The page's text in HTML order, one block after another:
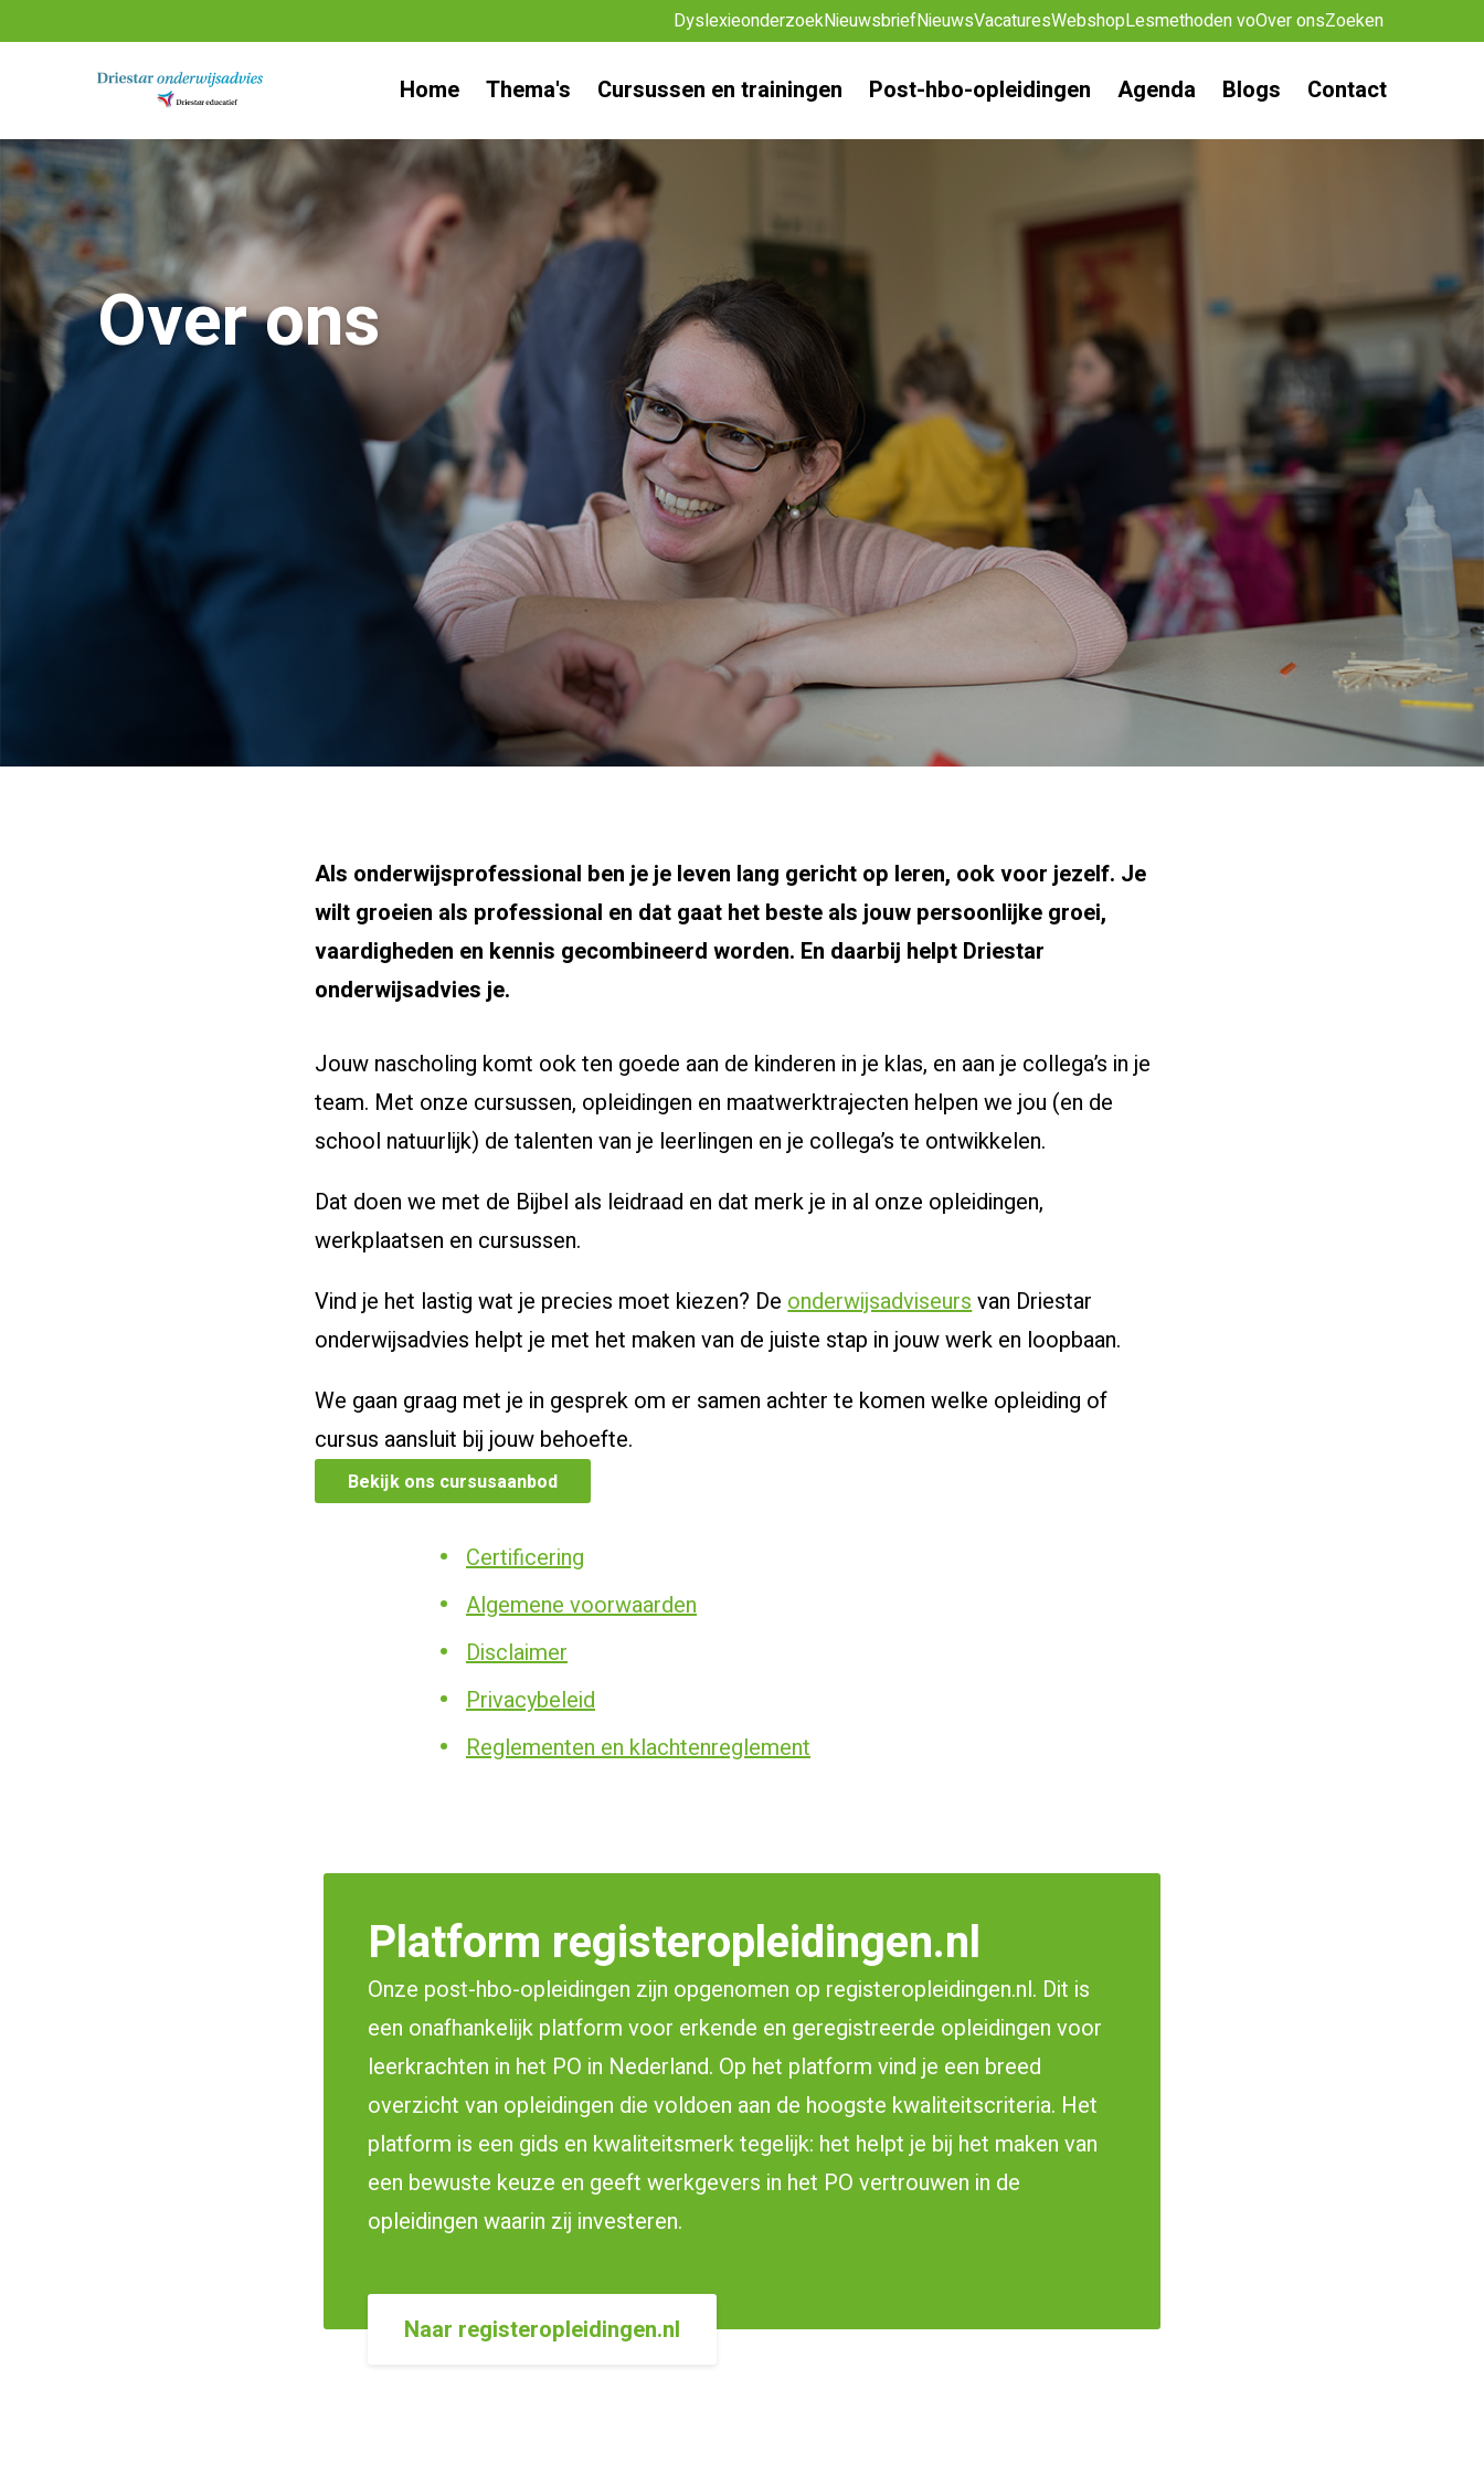
DyslexieonderzoekNieuwsbriefNieuwsVacaturesWebshopLesmethoden voOver onsZoeken
Home Thema's Cursussen en trainingen Post-hbo-opleidingen Agenda Blogs Contact
Over ons
Als onderwijsprofessional ben je je leven lang gericht op leren, ook voor jezelf. Je
wilt groeien als professional en dat gaat het beste als jouw persoonlijke groei,
vaardigheden en kennis gecombineerd worden. En daarbij helpt Driestar
onderwijsadvies je.
Jouw nascholing komt ook ten goede aan de kinderen in je klas, en aan je collega’s in je
team. Met onze cursussen, opleidingen en maatwerktrajecten helpen we jou (en de
school natuurlijk) de talenten van je leerlingen en je collega’s te ontwikkelen.
Dat doen we met de Bijbel als leidraad en dat merk je in al onze opleidingen,
werkplaatsen en cursussen.
Vind je het lastig wat je precies moet kiezen? Deonderwijsadviseursvan Driestar
onderwijsadvies helpt je met het maken van de juiste stap in jouw werk en loopbaan.
We gaan graag met je in gesprek om er samen achter te komen welke opleiding of
cursus aansluit bij jouw behoefte.
Bekijk ons cursusaanbod
Certificering
Algemene voorwaarden
Disclaimer
Privacybeleid
Reglementen en klachtenreglement
Platform registeropleidingen.nl
Onze post-hbo-opleidingen zijn opgenomen op registeropleidingen.nl. Dit is
een onafhankelijk platform voor erkende en geregistreerde opleidingen voor
leerkrachten in het PO in Nederland. Op het platform vind je een breed
overzicht van opleidingen die voldoen aan de hoogste kwaliteitscriteria. Het
platform is een gids en kwaliteitsmerk tegelijk: het helpt je bij het maken van
een bewuste keuze en geeft werkgevers in het PO vertrouwen in de
opleidingen waarin zij investeren.
Naar registeropleidingen.nl